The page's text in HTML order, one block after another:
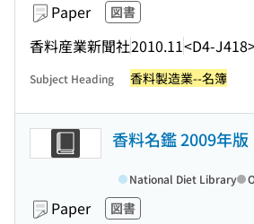
Paper 図書
香料産業新聞社2010.11<D4-
Subject Heading 香料製造業--名簿
香料名鑑 2009年版
Paper 図書
National Diet Library